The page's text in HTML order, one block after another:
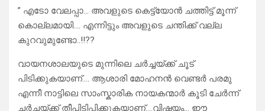
” എടോ വേലപ്പാ… അവളുടെ കെട്ട്യോൻ ചത്തിട്ട് മൂന്ന്
കൊല്ലമായി…. എന്നിട്ടും അവളുടെ ചന്തിക്ക് വല്ല
കുറവുമുണ്ടോ..!!??
വായനശാലയുടെ മുന്നിലെ ചർച്ചയ്ക്ക് ചൂട്
പിടിക്കുകയാണ്…. ആശാരി മോഹനൻ വെണ്ടർ പരമു
എന്നീ നാട്ടിലെ സാംസ്കാരിക നായകന്മാർ കൂടി ചേർന്ന്
ചർച്ചയ്ക്ക് തീപിടിപ്പിക്കുകയാണ്….വിഷയം… ഈ